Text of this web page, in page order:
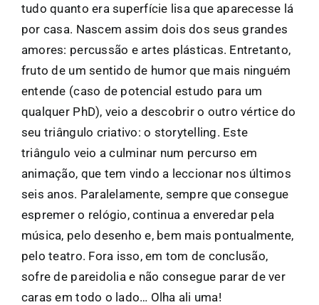
tudo quanto era superfície lisa que aparecesse lá
por casa. Nascem assim dois dos seus grandes
amores: percussão e artes plásticas. Entretanto,
fruto de um sentido de humor que mais ninguém
entende (caso de potencial estudo para um
qualquer PhD), veio a descobrir o outro vértice do
seu triângulo criativo: o storytelling. Este
triângulo veio a culminar num percurso em
animação, que tem vindo a leccionar nos últimos
seis anos. Paralelamente, sempre que consegue
espremer o relógio, continua a enveredar pela
música, pelo desenho e, bem mais pontualmente,
pelo teatro. Fora isso, em tom de conclusão,
sofre de pareidolia e não consegue parar de ver
caras em todo o lado… Olha ali uma!